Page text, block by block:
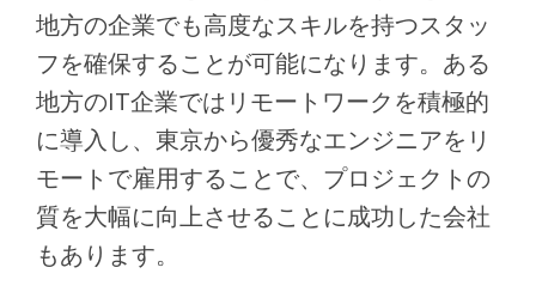
地方の企業でも高度なスキルを持つスタッ
フを確保することが可能になります。ある
地方のIT企業ではリモートワークを積極的
に導入し、東京から優秀なエンジニアをリ
モートで雇用することで、プロジェクトの
質を大幅に向上させることに成功した会社
もあります。